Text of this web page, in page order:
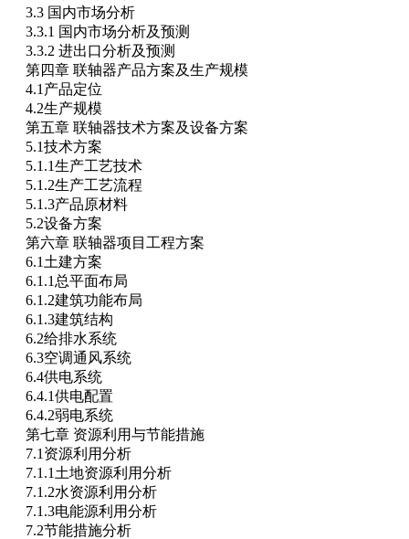
3.3 国内市场分析
3.3.1 国内市场分析及预测
3.3.2 进出口分析及预测
第四章 联轴器产品方案及生产规模
4.1产品定位
4.2生产规模
第五章 联轴器技术方案及设备方案
5.1技术方案
5.1.1生产工艺技术
5.1.2生产工艺流程
5.1.3产品原材料
5.2设备方案
第六章 联轴器项目工程方案
6.1土建方案
6.1.1总平面布局
6.1.2建筑功能布局
6.1.3建筑结构
6.2给排水系统
6.3空调通风系统
6.4供电系统
6.4.1供电配置
6.4.2弱电系统
第七章 资源利用与节能措施
7.1资源利用分析
7.1.1土地资源利用分析
7.1.2水资源利用分析
7.1.3电能源利用分析
7.2节能措施分析